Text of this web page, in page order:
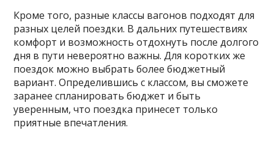
Кроме того, разные классы вагонов подходят для
разных целей поездки. В дальних путешествиях
комфорт и возможность отдохнуть после долгого
дня в пути невероятно важны. Для коротких же
поездок можно выбрать более бюджетный
вариант. Определившись с классом, вы сможете
заранее спланировать бюджет и быть
уверенным, что поездка принесет только
приятные впечатления.